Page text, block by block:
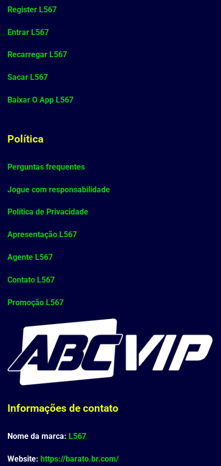
Register L567
Entrar L567
Recarregar L567
Sacar L567
Baixar O App L567
Política
Perguntas frequentes
Jogue com responsabilidade
Política de Privacidade
Apresentação L567
Agente L567
Contato L567
Promoção L567
Informações de contato
Nome da marca: L567
Website: https://barato.br.com/